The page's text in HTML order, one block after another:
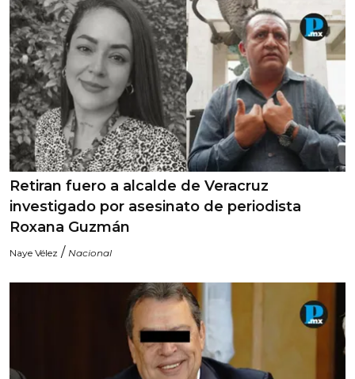
Retiran fuero a alcalde de Veracruz
investigado por asesinato de periodista
Roxana Guzmán
Naye Vélez / Nacional